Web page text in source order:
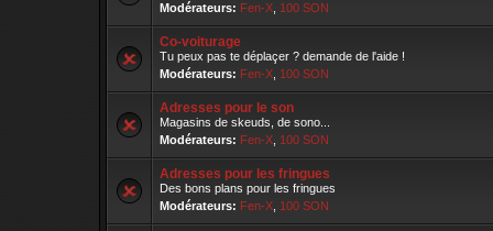
Modérateurs: Fen-X 100 SON
Co-voiturage
Tu peux pas te déplaçer ? demande de l'aide !
Modérateurs: Fen-X 100 SON
Adresses pour le son
Magasins de skeuds, de sono...
Modérateurs: Fen-X 100 SON
Adresses pour les fringues
Des bons plans pour les fringues
Modérateurs: Fen-X 100 SON